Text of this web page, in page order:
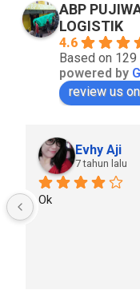
ABP
LOGISTIK
4.6
Based on
powered by G
review us on
Evhy Aji
7 tahun lalu
Ok